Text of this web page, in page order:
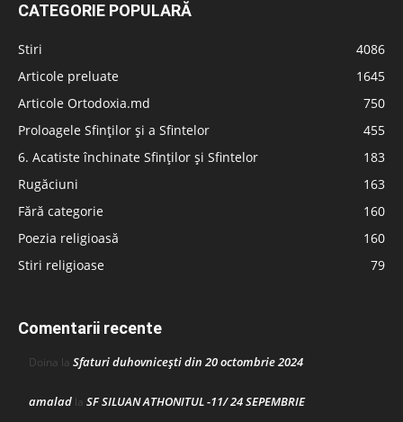
CATEGORIE POPULARĂ
Stiri
4086
Articole preluate
1645
Articole Ortodoxia.md
750
Proloagele Sfinților și a Sfintelor
455
6. Acatiste închinate Sfinților și Sfintelor
183
Rugăciuni
163
Fără categorie
160
Poezia religioasă
160
Stiri religioase
79
Comentarii recente
Doina la Sfaturi duhovnicești din 20 octombrie 2024
amalad la SF SILUAN ATHONITUL -11/ 24 SEPEMBRIE